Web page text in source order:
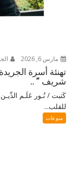
مارس 6, 2026
تهنئة أسرة
شريف ” ..
كَتبت / نُـور عَلَـم
للقلب...
منوعات